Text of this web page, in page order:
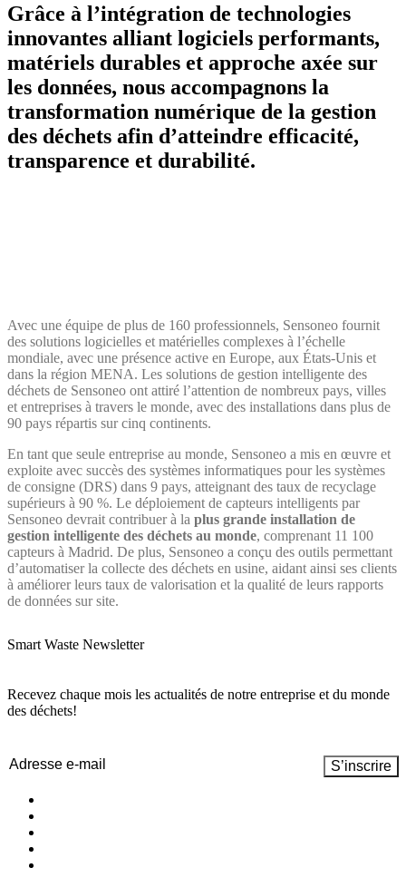
Grâce à l’intégration de technologies
innovantes alliant logiciels performants,
matériels durables et approche axée sur
les données, nous accompagnons la
transformation numérique de la gestion
des déchets afin d’atteindre efficacité,
transparence et durabilité.
Avec une équipe de plus de 160 professionnels, Sensoneo fournit
des solutions logicielles et matérielles complexes à l’échelle
mondiale, avec une présence active en Europe, aux États-Unis et
dans la région MENA. Les solutions de gestion intelligente des
déchets de Sensoneo ont attiré l’attention de nombreux pays, villes
et entreprises à travers le monde, avec des installations dans plus de
90 pays répartis sur cinq continents.
En tant que seule entreprise au monde, Sensoneo a mis en œuvre et
exploite avec succès des systèmes informatiques pour les systèmes
de consigne (DRS) dans 9 pays, atteignant des taux de recyclage
supérieurs à 90 %. Le déploiement de capteurs intelligents par
Sensoneo devrait contribuer à la plus grande installation de
gestion intelligente des déchets au monde, comprenant 11 100
capteurs à Madrid. De plus, Sensoneo a conçu des outils permettant
d’automatiser la collecte des déchets en usine, aidant ainsi ses clients
à améliorer leurs taux de valorisation et la qualité de leurs rapports
de données sur site.
Smart Waste Newsletter
Recevez chaque mois les actualités de notre entreprise et du monde
des déchets!
Email(Nécessaire)